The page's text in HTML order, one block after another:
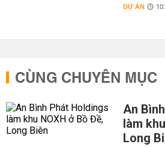
DỰ ÁN
CÙNG CHUYÊN MỤC
An
làm
Long